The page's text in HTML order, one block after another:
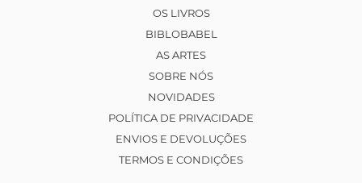
OS LIVROS
BIBLOBABEL
AS ARTES
SOBRE NÓS
NOVIDADES
POLÍTICA DE PRIVACIDADE
ENVIOS E DEVOLUÇÕES
TERMOS E CONDIÇÕES